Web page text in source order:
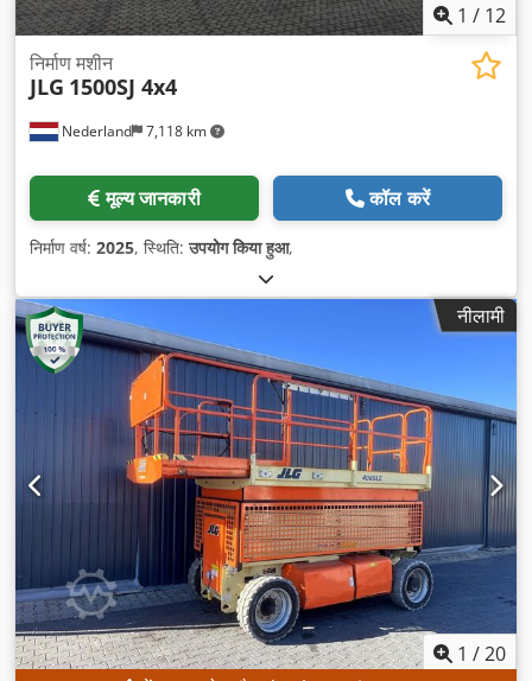
1 / 12
Nederland 7,118 km
निर्माण मशीन
JLG 1500SJ 4x4
मूल्य जानकारी कॉल करें
निर्माण वर्ष: 2025, स्थिति:उपयोग किया हुआ,
नीलामी
1 /20